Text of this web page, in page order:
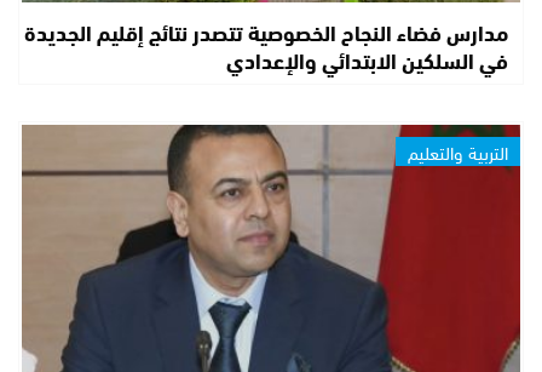
مدارس فضاء النجاح الخصوصية تتصدر نتائج إقليم الجديدة
في السلكين الابتدائي والإعدادي
التربية والتعليم